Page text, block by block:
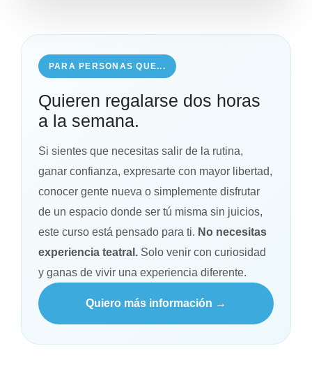
PARA PERSONAS QUE...
Quieren regalarse dos horas
a la semana.
Si sientes que necesitas salir de la rutina,
ganar confianza, expresarte con mayor libertad,
conocer gente nueva o simplemente disfrutar
de un espacio donde ser tú misma sin juicios,
este curso está pensado para ti. No necesitas
experiencia teatral. Solo venir con curiosidad
y ganas de vivir una experiencia diferente.
Quiero más información →